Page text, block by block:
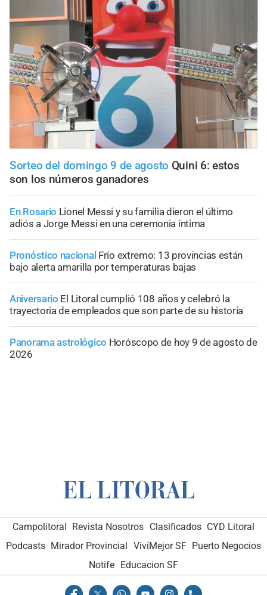
Sorteo del domingo 9 de agosto Quini 6: estos
son los números ganadores
En Rosario Lionel Messi y su familia dieron el último
adiós a Jorge Messi en una ceremonia íntima
Pronóstico nacional Frío extremo: 13 provincias están
bajo alerta amarilla por temperaturas bajas
Aniversario El Litoral cumplió 108 años y celebró la
trayectoria de empleados que son parte de su historia
Panorama astrológico Horóscopo de hoy 9 de agosto de
2026
Campolitoral Revista Nosotros Clasificados CYD Litoral
Podcasts Mirador Provincial VivíMejor SF Puerto Negocios
Notife
Educacion SF